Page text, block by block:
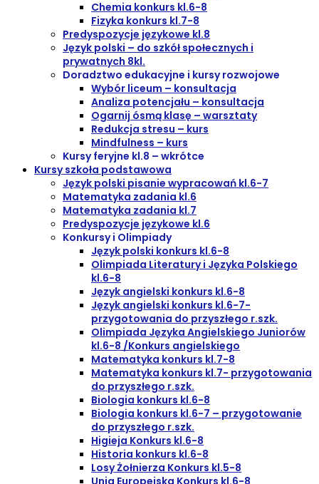
Chemia konkurs kl.6-8
Fizyka konkurs kl.7-8
Predyspozycje językowe kl.8
Język polski – do szkół społecznych i
prywatnych 8kl.
Doradztwo edukacyjne i kursy rozwojowe
Wybór liceum – konsultacja
Analiza potencjału – konsultacja
Ogarnij ósmą klasę – warsztaty
Redukcja stresu – kurs
Mindfulness – kurs
Kursy feryjne kl.8 – wkrótce
Kursy szkoła podstawowa
Język polski pisanie wypracowań kl.6-7
Matematyka zadania kl.6
Matematyka zadania kl.7
Predyspozycje językowe kl.6
Konkursy i Olimpiady
Język polski konkurs kl.6-8
Olimpiada Literatury i Języka Polskiego
kl.6-8
Język angielski konkurs kl.6-8
Język angielski konkurs kl.6-7-
przygotowania do przyszłego r.szk.
Olimpiada Języka Angielskiego Juniorów
kl.6-8 /Konkurs angielskiego
Matematyka konkurs kl.7-8
Matematyka konkurs kl.7- przygotowania
do przyszłego r.szk.
Biologia konkurs kl.6-8
Biologia konkurs kl.6-7 – przygotowanie
do przyszłego r.szk.
Higieja Konkurs kl.6-8
Historia konkurs kl.6-8
Losy Żołnierza Konkurs kl.5-8
Unia Europejska Konkurs kl.6-8